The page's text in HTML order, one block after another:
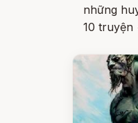
những
10 truyện